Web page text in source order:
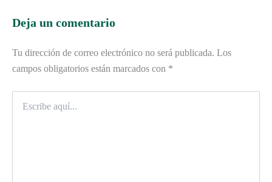
Deja un comentario
Tu dirección de correo electrónico no será publicada. Los
campos obligatorios están marcados con *
aquí...